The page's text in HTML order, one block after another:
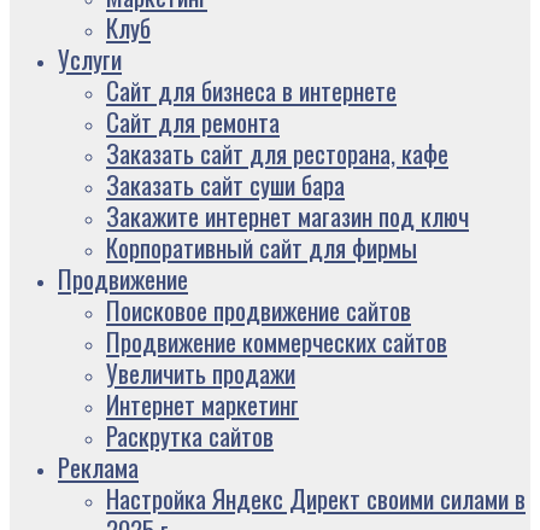
Клуб
Услуги
Сайт для бизнеса в интернете
Сайт для ремонта
Заказать сайт для ресторана, кафе
Заказать сайт суши бара
Закажите интернет магазин под ключ
Корпоративный сайт для фирмы
Продвижение
Поисковое продвижение сайтов
Продвижение коммерческих сайтов
Увеличить продажи
Интернет маркетинг
Раскрутка сайтов
Реклама
Настройка Яндекс Директ своими силами в